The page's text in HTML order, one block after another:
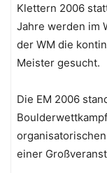
Klettern 2006
Jahre werden im
der WM die
Meister gesucht.
Die EM 2006
einer